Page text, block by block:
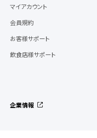
マイアカウント
会員規約
お客様サポート
飲食店様サポート
企業情報